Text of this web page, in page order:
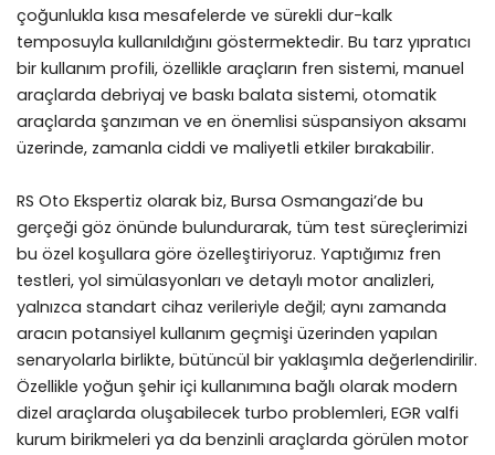
çoğunlukla kısa mesafelerde ve sürekli dur-kalk
temposuyla kullanıldığını göstermektedir. Bu tarz yıpratıcı
bir kullanım profili, özellikle araçların fren sistemi, manuel
araçlarda debriyaj ve baskı balata sistemi, otomatik
araçlarda şanzıman ve en önemlisi süspansiyon aksamı
üzerinde, zamanla ciddi ve maliyetli etkiler bırakabilir.
RS Oto Ekspertiz olarak biz, Bursa Osmangazi’de bu
gerçeği göz önünde bulundurarak, tüm test süreçlerimizi
bu özel koşullara göre özelleştiriyoruz. Yaptığımız fren
testleri, yol simülasyonları ve detaylı motor analizleri,
yalnızca standart cihaz verileriyle değil; aynı zamanda
aracın potansiyel kullanım geçmişi üzerinden yapılan
senaryolarla birlikte, bütüncül bir yaklaşımla değerlendirilir.
Özellikle yoğun şehir içi kullanımına bağlı olarak modern
dizel araçlarda oluşabilecek turbo problemleri, EGR valfi
kurum birikmeleri ya da benzinli araçlarda görülen motor